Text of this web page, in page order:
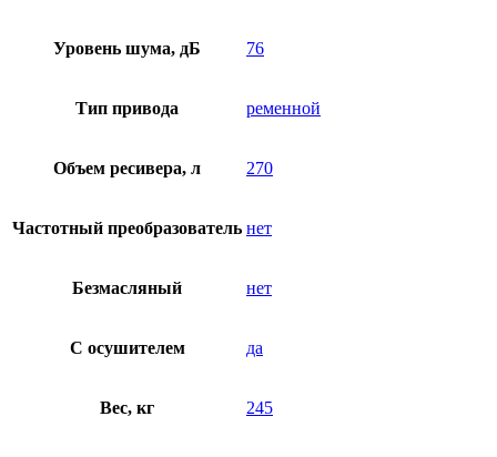
Уровень шума, дБ 76
Тип привода ременной
Объем ресивера, л 270
Частотный преобразователь нет
Безмасляный нет
C осушителем да
Вес, кг 245